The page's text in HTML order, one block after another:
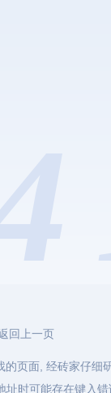
回上一页
的页面, 经砖家仔细
址时可能存在键入错